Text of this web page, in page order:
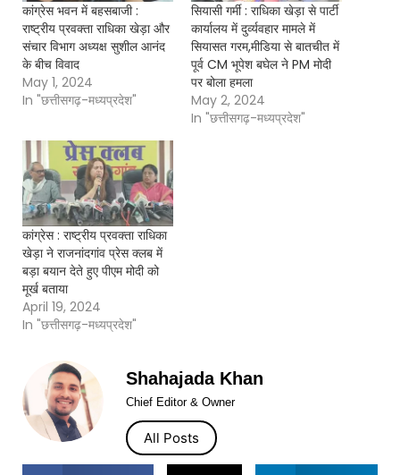
कांग्रेस भवन में बहसबाजी :
राष्ट्रीय प्रवक्ता राधिका खेड़ा और
संचार विभाग अध्यक्ष सुशील आनंद
के बीच विवाद
May 1, 2024
In "छत्तीसगढ़-मध्यप्रदेश"
सियासी गर्मी : राधिका खेड़ा से पार्टी
कार्यालय में दुर्व्यवहार मामले में
सियासत गरम,मीडिया से बातचीत में
पूर्व CM भूपेश बघेल ने PM मोदी
पर बोला हमला
May 2, 2024
In "छत्तीसगढ़-मध्यप्रदेश"
कांग्रेस : राष्ट्रीय प्रवक्ता राधिका
खेड़ा ने राजनांदगांव प्रेस क्लब में
बड़ा बयान देते हुए पीएम मोदी को
मूर्ख बताया
April 19, 2024
In "छत्तीसगढ़-मध्यप्रदेश"
Shahajada Khan
Chief Editor & Owner
All Posts